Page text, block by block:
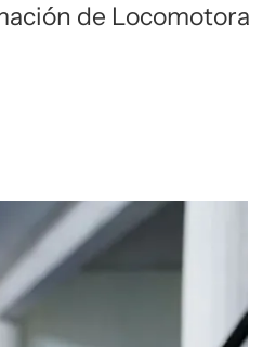
de Locomotora